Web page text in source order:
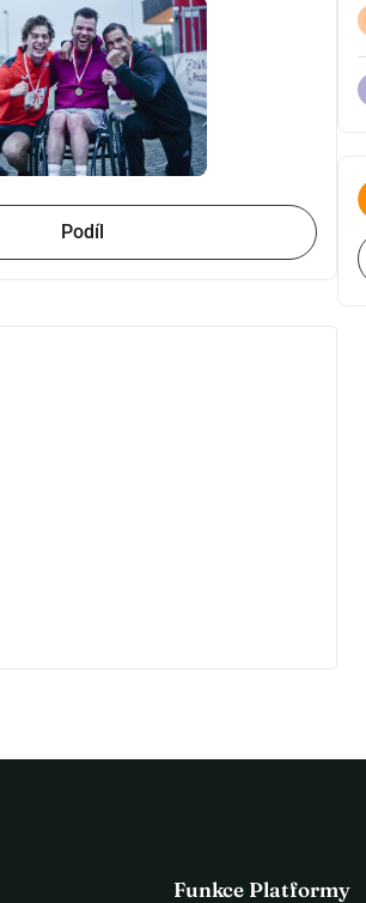
Podíl
Funkce Platformy